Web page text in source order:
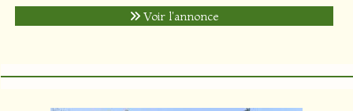
Voir l'annonce